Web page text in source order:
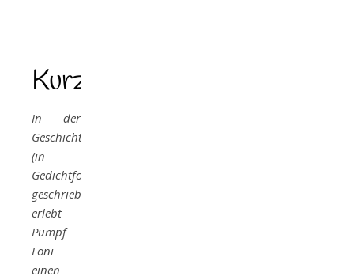
Kurzbeschreibung
In der
Geschichte
(in
Gedichtform
geschrieben)
erlebt
Pumpf
Loni
einen